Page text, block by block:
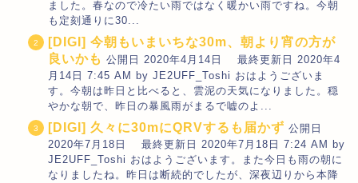
ました。春なので冷たい雨ではなく暖かい雨ですね。今朝
も定刻通りに30...
[DIGI] 今朝もいまいちな30m、朝より宵の方が
良いかも 公開日 2020年4月14日 最終更新日 2020年4
月14日 7:45 AM by JE2UFF_Toshi おはようございま
す。今朝は昨日と比べると、雲泥の天気になりました。穏
やかな朝で、昨日の暴風雨がまるで嘘のよ...
[DIGI] 久々に30mにQRVするも届かず 公開日
2020年7月18日 最終更新日 2020年7月18日 7:24 AM by
JE2UFF_Toshi おはようございます。また今日も雨の朝に
なりましたね。昨日は断続的でしたが、深夜辺りから本降